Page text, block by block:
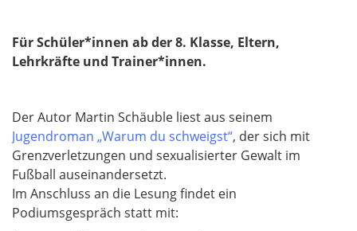
Für Schüler*innen ab der 8. Klasse, Eltern,
Lehrkräfte und Trainer*innen.
Der Autor Martin Schäuble liest aus seinem
Jugendroman „Warum du schweigst“, der sich mit
Grenzverletzungen und sexualisierter Gewalt im
Fußball auseinandersetzt.
Im Anschluss an die Lesung findet ein
Podiumsgespräch statt mit: